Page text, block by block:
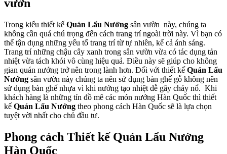
vườn
Trong kiểu thiết kế Quán Lẩu Nướng sân vườn này, chúng ta
không cần quá chú trọng đến cách trang trí ngoài trời này. Vì bạn có
thể tận dụng những yếu tố trang trí từ tự nhiên, kể cả ánh sáng.
Trang trí những chậu cây xanh trong sân vườn vừa có tác dụng tản
nhiệt vừa tách khói vô cùng hiệu quả. Điều này sẽ giúp cho không
gian quán nướng trở nên trong lành hơn. Đối với thiết kế Quán Lẩu
Nướng sân vườn này chúng ta nên sử dụng bàn ghế gỗ không nên
sử dụng bàn ghế nhựa vì khi nướng tạo nhiệt dễ gây cháy nổ. Khi
khách hàng là những tín đồ mê các món nướng Hàn Quốc thì thiết
kế Quán Lẩu Nướng theo phong cách Hàn Quốc sẽ là lựa chọn
tuyệt vời nhất cho chủ đầu tư.
Phong cách Thiết kế Quán Lẩu Nướng
Hàn Quốc